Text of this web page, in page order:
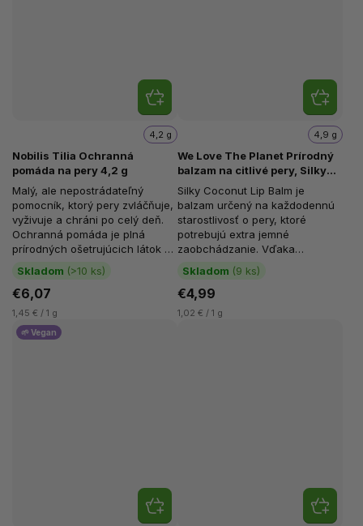
Nobilis Tilia Ochranná
pomáda na pery 4,2 g
Skladom (>10 ks)
4,2 g
€6,07
1,45 € / 1 g
Malý, ale nepostrádateľný
pomocník, ktorý pery zvláčňuje,
vyživuje a chráni po celý deň.
Ochranná pomáda je plná
prírodných ošetrujúcich látok a
pomáha pery chrániť...
We Love The Planet Prírodný
balzam na citlivé pery, Silky
Coconut, 4,9 g
Skladom (9 ks)
4,9 g
€4,99
1,02 € / 1 g
Silky Coconut Lip Balm je
balzam určený na každodennú
starostlivosť o pery, ktoré
potrebujú extra jemné
zaobchádzanie. Vďaka
šetrnému zloženiu pomáha pery
hydratovať, chrániť...
🌱 Vegan